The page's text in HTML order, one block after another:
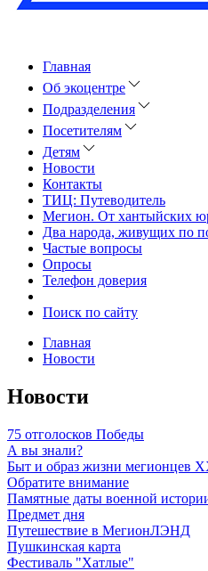
Главная
Об экоцентре
Подразделения
Посетителям
Детям
Новости
Контакты
ТИЦ: Путеводитель
Мегион. От хантыйских
Два народа, живущих по
Частые вопросы
Опросы
Телефон доверия
Поиск по сайту
Главная
Новости
Новости
75 отголосков Победы
А вы знали?
Быт и образ жизни мегионцев
Обратите внимание
Памятные даты военной
Предмет дня
Путешествие в МегионЛЭНД
Пушкинская карта
Фестиваль "Хатлые"